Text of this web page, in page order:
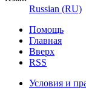
Russian (RU)
Помощь
Главная
Вверх
RSS
Условия и